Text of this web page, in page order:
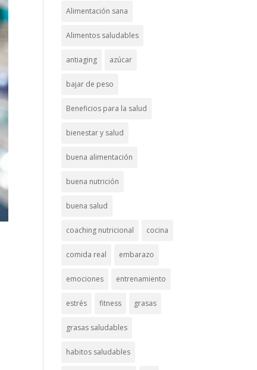
Alimentación sana
Alimentos saludables
antiaging azúcar
bajar de peso
Beneficios para la salud
bienestar y salud
buena alimentación
buena nutrición
buena salud
coaching nutricional cocina
comida real embarazo
emociones entrenamiento
estrés fitness grasas
grasas saludables
habitos saludables